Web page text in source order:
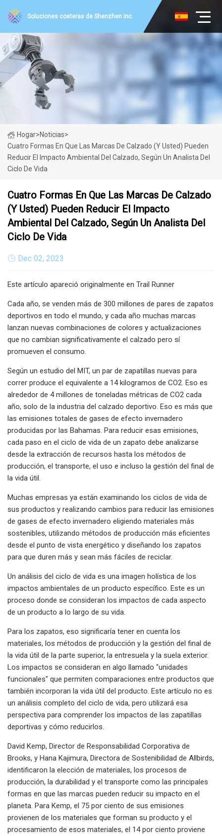
Soluciones costeras de Shenzhen Inc.
Hogar>Noticias>
Cuatro Formas En Que Las Marcas De Calzado (y Usted) Pueden
Reducir El Impacto Ambiental Del Calzado, Según Un Analista Del
Ciclo De Vida
Cuatro Formas En Que Las Marcas De Calzado
(y Usted) Pueden Reducir El Impacto
Ambiental Del Calzado, Según Un Analista Del
Ciclo De Vida
Dec 02, 2023
Este artículo apareció originalmente en Trail Runner
Cada año, se venden más de 300 millones de pares de zapatos
deportivos en todo el mundo, y cada año muchas marcas
lanzan nuevas combinaciones de colores y actualizaciones
que no cambian significativamente el calzado pero sí
promueven el consumo.
Según un estudio del MIT, un par de zapatillas nuevas para
correr produce el equivalente a 14 kilogramos de CO2. Eso es
alrededor de 4 millones de toneladas métricas de CO2 cada
año, solo de la industria del calzado deportivo. Eso es más que
las emisiones totales de gases de efecto invernadero
producidas por las Bahamas. Para reducir esas emisiones,
cada paso en el ciclo de vida de un zapato debe analizarse
desde la extracción de recursos hasta los métodos de
producción, el transporte, el uso e incluso la gestión del final de
la vida útil.
Muchas empresas ya están examinando los ciclos de vida de
sus productos y realizando cambios para reducir las emisiones
de gases de efecto invernadero eligiendo materiales más
sostenibles, utilizando métodos de producción más eficientes
desde el punto de vista energético y diseñando los zapatos
para que duren más y sean más fáciles de reciclar.
Un análisis del ciclo de vida es una imagen holística de los
impactos ambientales de un producto específico. Este es un
proceso donde se consideran los impactos de cada aspecto
de un producto a lo largo de su vida.
Para los zapatos, eso significaría tener en cuenta los
materiales, los métodos de producción y la gestión del final de
la vida útil de la parte superior, la entresuela y la suela exterior.
Los impactos se consideran en algo llamado "unidades
funcionales" que permiten comparaciones entre productos que
también incorporan la vida útil del producto. Este artículo no es
un análisis completo del ciclo de vida, pero utilizará esa
perspectiva para comprender los impactos de las zapatillas
deportivas y cómo reducirlos.
David Kemp, Director de Responsabilidad Corporativa de
Brooks, y Hana Kajimura, Directora de Sostenibilidad de Allbirds,
identificaron la elección de materiales, los procesos de
producción, la durabilidad y el transporte como las principales
formas en que las marcas pueden reducir su impacto en el
planeta. Para Kemp, el 75 por ciento de sus emisiones
provienen de los materiales que forman su producto y el
procesamiento de esos materiales, el 14 por ciento proviene